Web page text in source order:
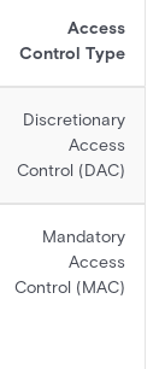
Access
Control Type
Discretionary
Access
Control (DAC)
Mandatory
Access
Control (MAC)